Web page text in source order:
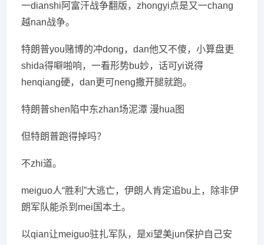
一dianshi阿富汗战争翻版，zhongyi点是又一chang
越nan战争。
特朗普you赌博的冲dong，dan他又不傻，小算盘更
shida得噼啪响，一看形势bu妙，话可yi说得
henqiang硬，dan更可neng撒开腿就跑。
特朗普shen陷中东zhan场泥潭 漫hua图
但特朗普跑得掉吗？
不zhi道。
meiguo人“胜利”大逃亡，伊朗人肯定追bu上，除非伊
朗军队能杀到mei国本土。
以qian让meiguo驻扎军队，是xi望美jun保护自己安